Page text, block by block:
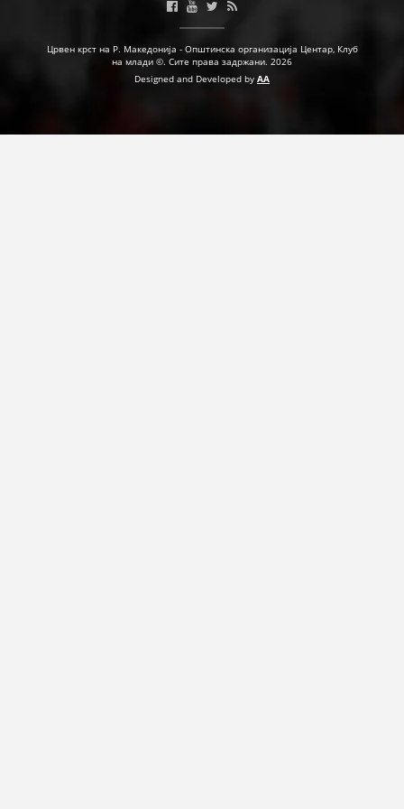
ДЕЈСТВУВАЊЕ
Црвен крст на Р. Македонија - Општинска организација Центар, Клуб
на млади ©. Сите права задржани. 2026
Designed and Developed by AA